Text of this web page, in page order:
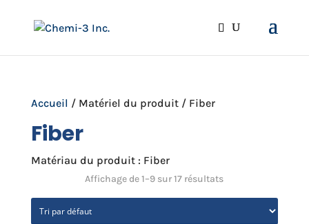
Accueil / Matériel du produit / Fiber
Fiber
Matériau du produit : Fiber
Affichage de 1–9 sur 17 résultats